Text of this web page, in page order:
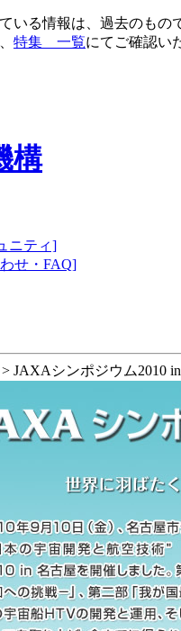
いる情報は、過去のもの
特集 一覧にてご確認い
構
ニティ]
せ・FAQ]
> JAXAシンポジウム2010